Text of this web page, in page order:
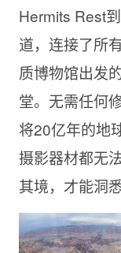
Hermits Rest
道，连接了所
质博物馆出发
堂。无需任何
将20亿年的地
摄影器材都无
其境，才能洞